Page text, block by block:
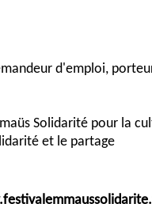
d'emploi,
Solidarité pour la
et le partage